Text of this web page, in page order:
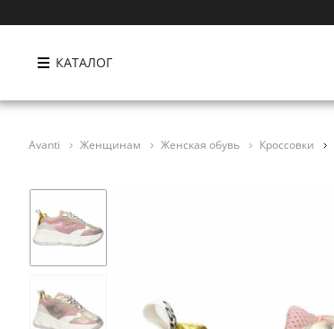
КАТАЛОГ
Avanti Женщинам Женская обувь Кроссовки